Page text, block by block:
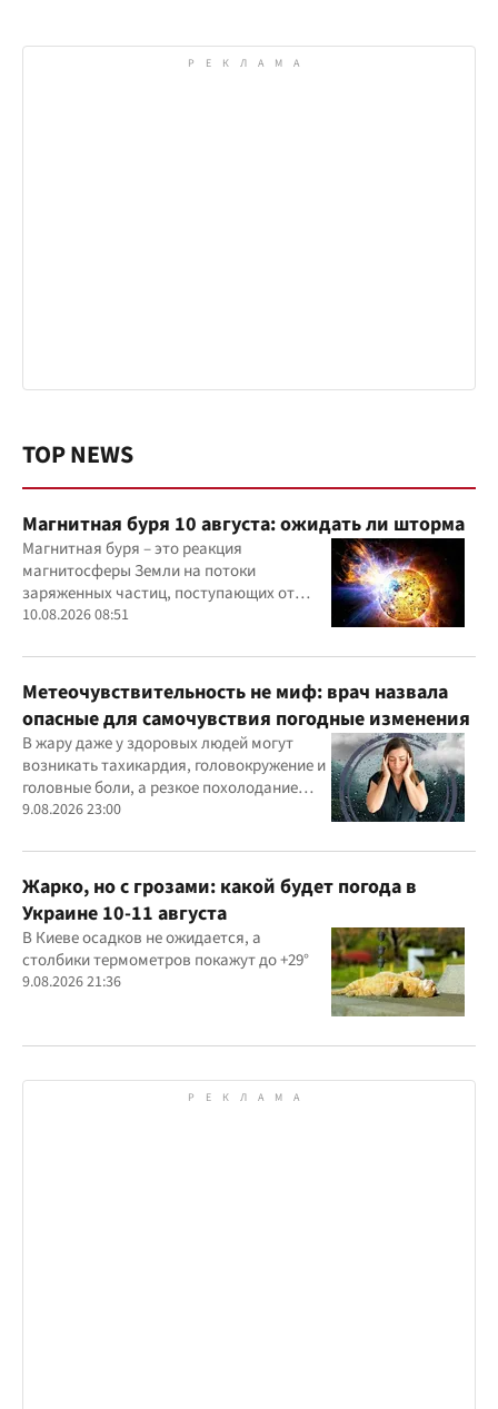
TOP NEWS
Магнитная буря 10 августа: ожидать ли шторма
Магнитная буря – это реакция
магнитосферы Земли на потоки
заряженных частиц, поступающих от
Солнца
10.08.2026 08:51
Метеочувствительность не миф: врач назвала
опасные для самочувствия погодные изменения
В жару даже у здоровых людей могут
возникать тахикардия, головокружение и
головные боли, а резкое похолодание
способно провоцировать спазм сосудов и
9.08.2026 23:00
Жарко, но с грозами: какой будет погода в
Украине 10-11 августа
В Киеве осадков не ожидается, а
столбики термометров покажут до +29°
9.08.2026 21:36